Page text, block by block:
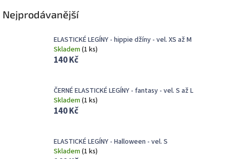
Nejprodávanější
ELASTICKÉ LEGÍNY - hippie džíny - vel. XS až M
Skladem(1 ks)
140 Kč
ČERNÉ ELASTICKÉ LEGÍNY - fantasy - vel. S až L
Skladem(1 ks)
140 Kč
ELASTICKÉ LEGÍNY - Halloween - vel. S
Skladem(1 ks)